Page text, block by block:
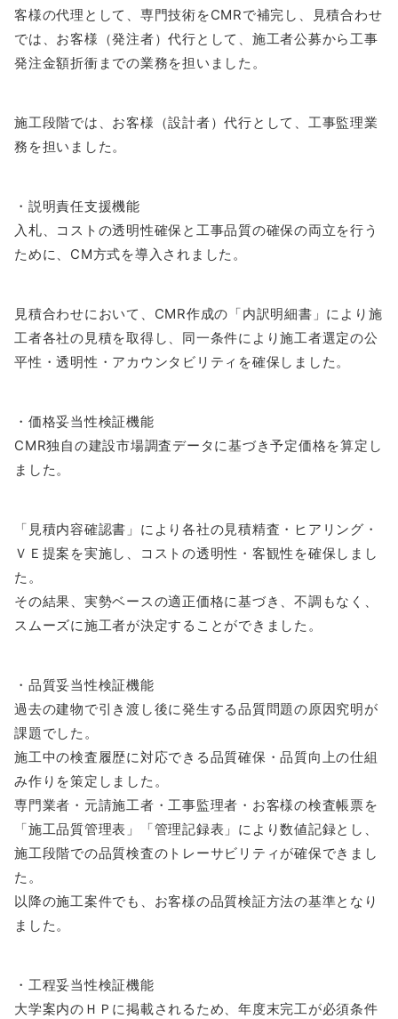
客様の代理として、専⾨技術をCMRで補完し、見積合わせ
では、お客様（発注者）代行として、施工者公募から工事
発注金額折衝までの業務を担いました。
施工段階では、お客様（設計者）代行として、工事監理業
務を担いました。
・説明責任支援機能
入札、コストの透明性確保と工事品質の確保の両立を行う
ために、CM方式を導入されました。
見積合わせにおいて、CMR作成の「内訳明細書」により施
工者各社の見積を取得し、同一条件により施工者選定の公
平性・透明性・アカウンタビリティを確保しました。
・価格妥当性検証機能
CMR独自の建設市場調査データに基づき予定価格を算定し
ました。
「見積内容確認書」により各社の見積精査・ヒアリング・
ＶＥ提案を実施し、コストの透明性・客観性を確保しまし
た。
その結果、実勢ベースの適正価格に基づき、不調もなく、
スムーズに施工者が決定することができました。
・品質妥当性検証機能
過去の建物で引き渡し後に発生する品質問題の原因究明が
課題でした。
施工中の検査履歴に対応できる品質確保・品質向上の仕組
み作りを策定しました。
専門業者・元請施工者・工事監理者・お客様の検査帳票を
「施工品質管理表」「管理記録表」により数値記録とし、
施工段階での品質検査のトレーサビリティが確保できまし
た。
以降の施工案件でも、お客様の品質検証方法の基準となり
ました。
・工程妥当性検証機能
大学案内のＨＰに掲載されるため、年度末完工が必須条件